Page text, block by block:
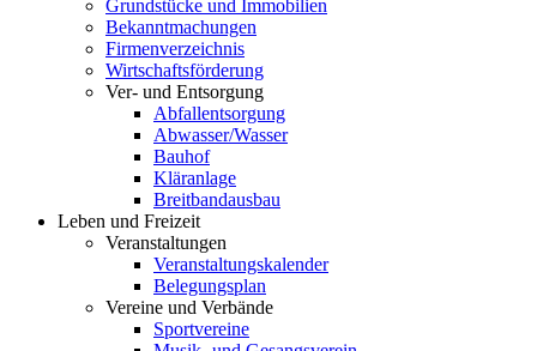
Grundstücke und Immobilien
Bekanntmachungen
Firmenverzeichnis
Wirtschaftsförderung
Ver- und Entsorgung
Abfallentsorgung
Abwasser/Wasser
Bauhof
Kläranlage
Breitbandausbau
Leben und Freizeit
Veranstaltungen
Veranstaltungskalender
Belegungsplan
Vereine und Verbände
Sportvereine